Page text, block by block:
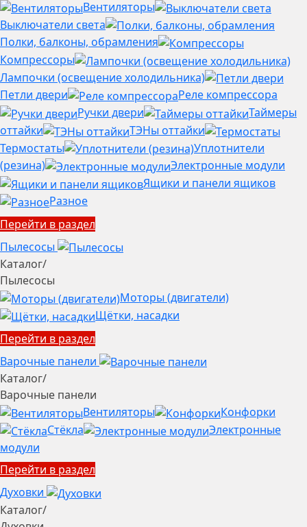
Вентиляторы
Выключатели света
Полки, балконы, обрамления
Компрессоры
Лампочки (освещение холодильника)
Петли двери
Реле компрессора
Ручки двери
Таймеры
оттайки
ТЭНы оттайки
Термостаты
Уплотнители
(резина)
Электронные модули
Ящики и панели ящиков
Разное
Перейти в раздел
Пылесосы
Каталог/
Пылесосы
Моторы (двигатели)
Щётки, насадки
Перейти в раздел
Варочные панели
Каталог/
Варочные панели
Вентиляторы
Конфорки
Стёкла
Электронные
модули
Перейти в раздел
Духовки
Каталог/